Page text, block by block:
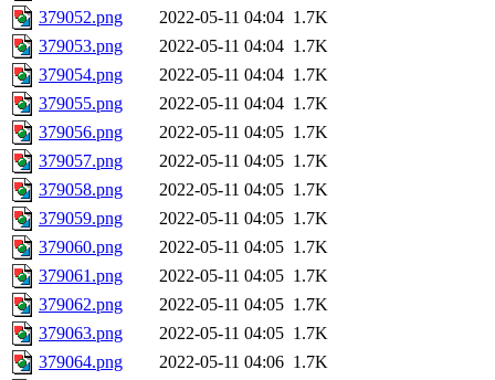
379052.png
2022-05-11 04:04 1.7K
379053.png
2022-05-11 04:04 1.7K
379054.png
2022-05-11 04:04 1.7K
379055.png
2022-05-11 04:04 1.7K
379056.png
2022-05-11 04:05 1.7K
379057.png
2022-05-11 04:05 1.7K
379058.png
2022-05-11 04:05 1.7K
379059.png
2022-05-11 04:05 1.7K
379060.png
2022-05-11 04:05 1.7K
379061.png
2022-05-11 04:05 1.7K
379062.png
2022-05-11 04:05 1.7K
379063.png
2022-05-11 04:05 1.7K
379064.png
2022-05-11 04:06 1.7K